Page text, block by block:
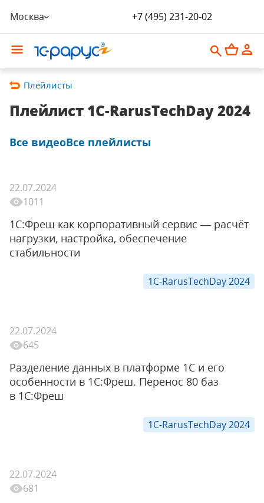
Москва +7 (495) 231-20-02
Плейлисты
Плейлист 1C-RarusTechDay 2024
Все видеоВсе плейлисты
22.07.2024
1011
1С:Фреш как корпоративный сервис — расчёт
нагрузки, настройка, обеспечение
стабильности
1C-RarusTechDay 2024
22.07.2024
645
Разделение данных в платформе 1С и его
особенности в 1С:Фреш. Перенос 80 баз
в 1С:Фреш
1C-RarusTechDay 2024
22.07.2024
681